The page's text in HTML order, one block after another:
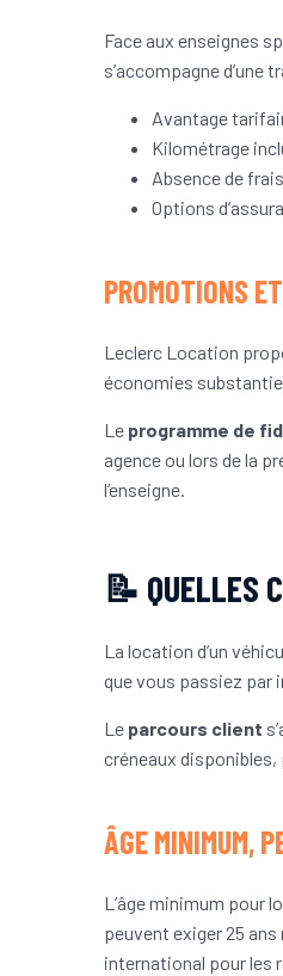
Face aux enseignes
s’accompagne
Avantage
Kilométrage
Absence de
Options
PROMOTIONS
Leclerc Location
économies
Le programme de
agence ou lors de la
l’enseigne.
📝 QUELLES
La location d’un
que vous passiez par
Le parcours client
créneaux
ÂGE MINIMUM,
L’âge minimum pour
peuvent exiger 25
international pour les